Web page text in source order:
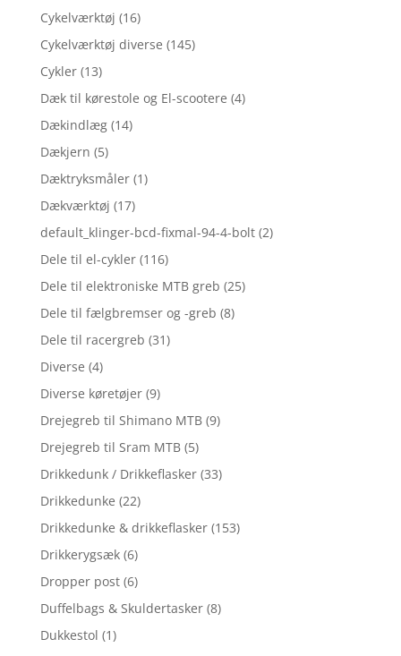
Cykelværktøj (16)
Cykelværktøj diverse (145)
Cykler (13)
Dæk til kørestole og El-scootere (4)
Dækindlæg (14)
Dækjern (5)
Dæktryksmåler (1)
Dækværktøj (17)
default_klinger-bcd-fixmal-94-4-bolt (2)
Dele til el-cykler (116)
Dele til elektroniske MTB greb (25)
Dele til fælgbremser og -greb (8)
Dele til racergreb (31)
Diverse (4)
Diverse køretøjer (9)
Drejegreb til Shimano MTB (9)
Drejegreb til Sram MTB (5)
Drikkedunk / Drikkeflasker (33)
Drikkedunke (22)
Drikkedunke & drikkeflasker (153)
Drikkerygsæk (6)
Dropper post (6)
Duffelbags & Skuldertasker (8)
Dukkestol (1)